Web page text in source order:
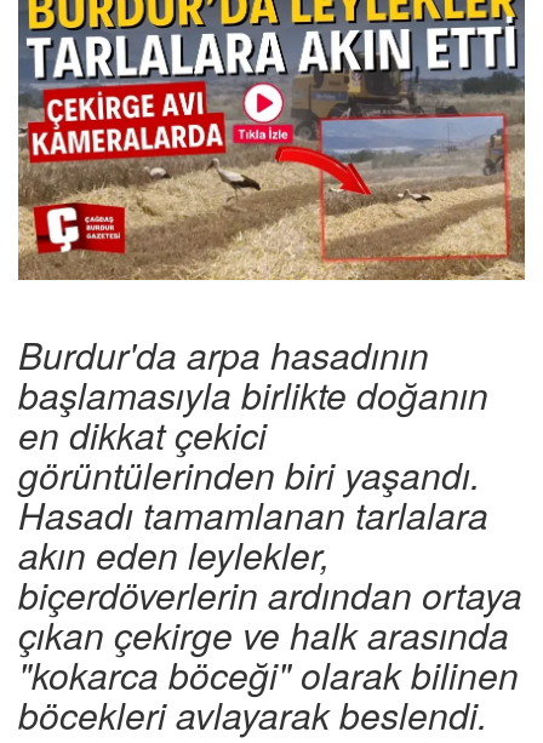
Burdur'da arpa hasadının
başlamasıyla birlikte doğanın
en dikkat çekici
görüntülerinden biri yaşandı.
Hasadı tamamlanan tarlalara
akın eden leylekler,
biçerdöverlerin ardından ortaya
çıkan çekirge ve halk arasında
"kokarca böceği" olarak bilinen
böcekleri avlayarak beslendi.